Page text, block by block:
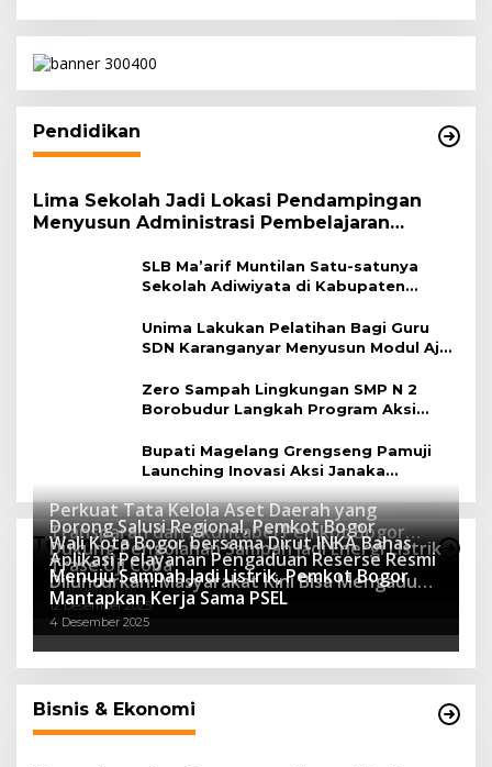
Pendidikan
Lima Sekolah Jadi Lokasi Pendampingan
Menyusun Administrasi Pembelajaran
SLB Ma’arif Muntilan Satu-satunya
Sekolah Adiwiyata di Kabupaten
Unima Lakukan Pelatihan Bagi Guru
SDN Karanganyar Menyusun Modul Ajar
Zero Sampah Lingkungan SMP N 2
Borobudur Langkah Program Aksi
Bupati Magelang Grengseng Pamuji
Launching Inovasi Aksi Janaka
Program Sekolah Adiwiyata
Teknologi
Perkuat Tata Kelola Aset Daerah yang
Transparan dan Akuntabel Pemkot Bogor
Luncurkan SIMASDA
8 Juli 2026
Dorong Salusi Regional, Pemkot Bogor
Dukung Pengolahan Sampah Jadi Energi Listrik
8 April 2026
Wali Kota Bogor bersama Dirut INKA Bahas
Trase Uji Coba
7 Januari 2026
Aplikasi Pelayanan Pengaduan Reserse Resmi
Diluncurkan: Masyarakat Kini Bisa Mengadu
Lebih Cepat, Mudah, dan Terintegrasi
12 Desember 2025
Menuju Sampah Jadi Listrik, Pemkot Bogor
Mantapkan Kerja Sama PSEL
4 Desember 2025
Bisnis & Ekonomi